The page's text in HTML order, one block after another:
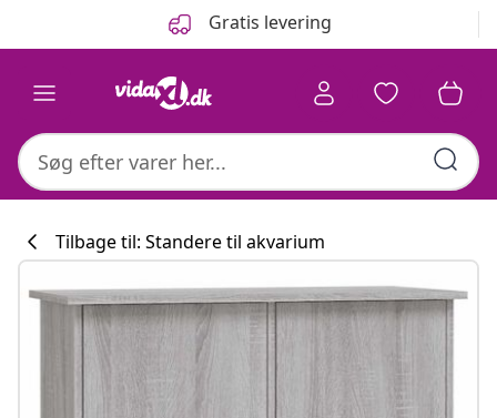
Gratis levering
Tilbage til: Standere til akvarium